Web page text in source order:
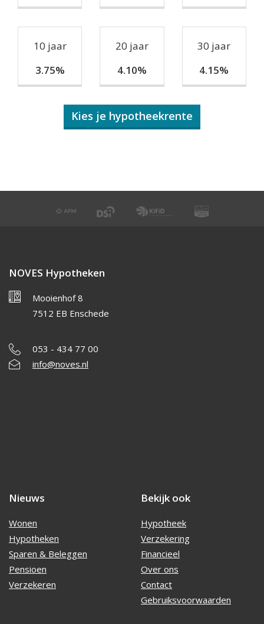
10 jaar
3.75%
20 jaar
4.10%
30 jaar
4.15%
Kies je hypotheekrente
NOVES Hypotheken
Mooienhof 8
7512 EB Enschede
053 - 434 77 00
info@noves.nl
Nieuws
Wonen
Hypotheken
Sparen & Beleggen
Pensioen
Verzekeren
Bekijk ook
Hypotheek
Verzekering
Financieel
Over ons
Contact
Gebruiksvoorwaarden